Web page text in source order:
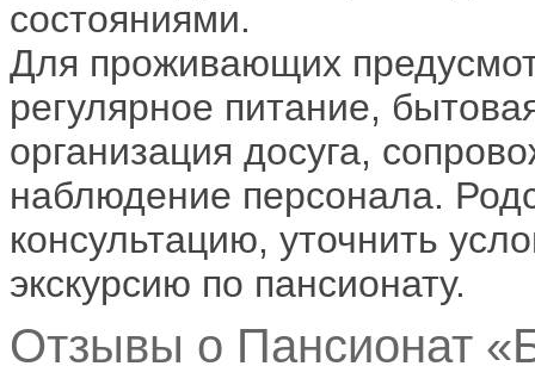
состояниями.
Для проживающих
регулярное питание,
организация досуга,
наблюдение персонала.
консультацию, уточнить
экскурсию по пансионату.
Отзывы о Пансионат